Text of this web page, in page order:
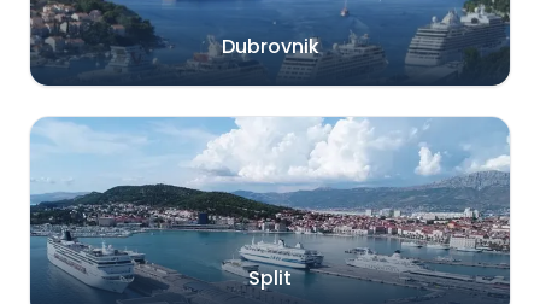
Dubrovnik
Split